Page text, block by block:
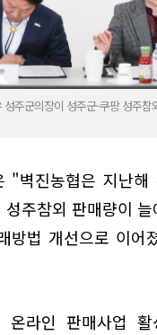
주군의장이 성주군-쿠팡 성주
"벽진농협은 지난
주참외 판매량이
방법 개선으로 이어
라인 판매사업